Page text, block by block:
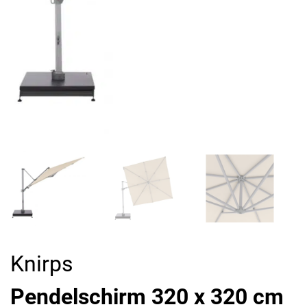
Knirps
Pendelschirm 320 x 320 cm